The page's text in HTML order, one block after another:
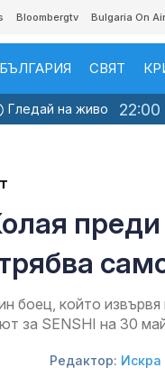
Bloombergtv Bulgaria On Air
БЪЛГАРИЯ СВЯТ
Гледай на живо 22:00
преди
боец, който
за SENSHI на 30
Редактор: Искра